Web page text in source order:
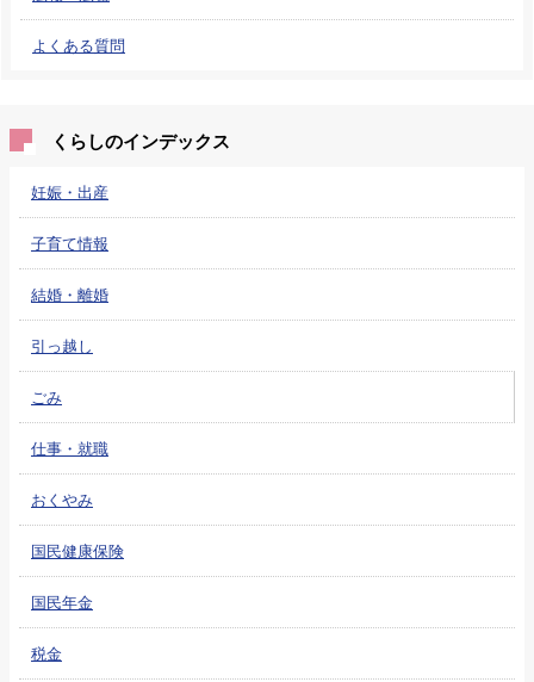
よくある質問
くらしのインデックス
妊娠・出産
子育て情報
結婚・離婚
引っ越し
ごみ
仕事・就職
おくやみ
国民健康保険
国民年金
税金